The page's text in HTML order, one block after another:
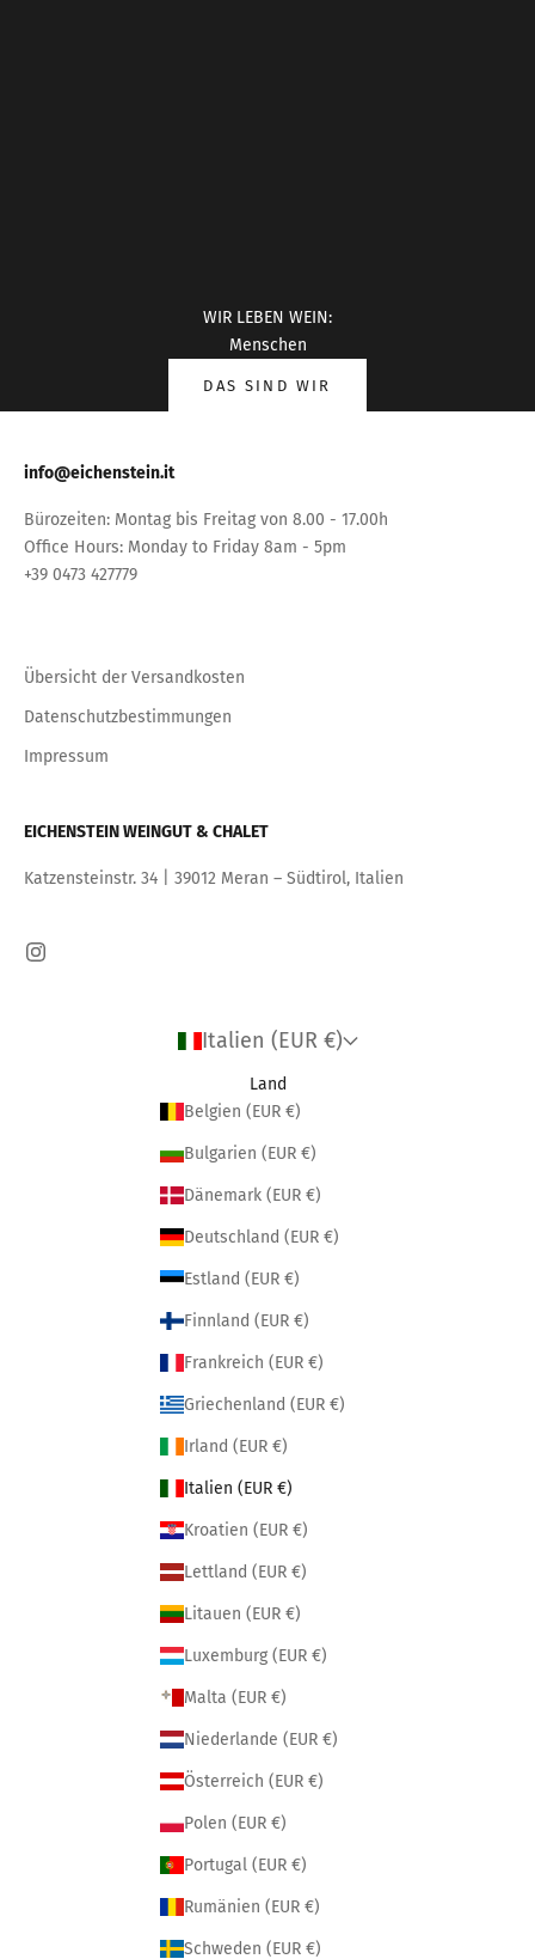
WIR LEBEN WEIN:
Menschen
DAS SIND WIR
info@eichenstein.it
Bürozeiten: Montag bis Freitag von 8.00 - 17.00h
Office Hours: Monday to Friday 8am - 5pm
+39 0473 427779
Übersicht der Versandkosten
Datenschutzbestimmungen
Impressum
EICHENSTEIN WEINGUT & CHALET
Katzensteinstr. 34 | 39012 Meran – Südtirol, Italien
Italien (EUR €)
Land
Belgien (EUR €)
Bulgarien (EUR €)
Dänemark (EUR €)
Deutschland (EUR €)
Estland (EUR €)
Finnland (EUR €)
Frankreich (EUR €)
Griechenland (EUR €)
Irland (EUR €)
Italien (EUR €)
Kroatien (EUR €)
Lettland (EUR €)
Litauen (EUR €)
Luxemburg (EUR €)
Malta (EUR €)
Niederlande (EUR €)
Österreich (EUR €)
Polen (EUR €)
Portugal (EUR €)
Rumänien (EUR €)
Schweden (EUR €)